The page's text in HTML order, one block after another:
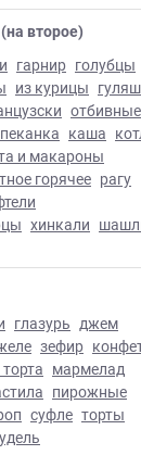
второе)
гарнир голубцы
из курицы гуляш
отбивные
каша
и макароны
горячее рагу
хинкали
глазурь джем
зефир
мармелад
пирожные
суфле торты